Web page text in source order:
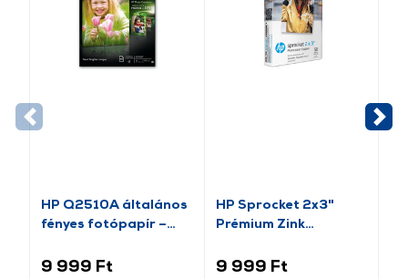
HP Q2510A általános
fényes fotópapír –
9 999 Ft
HP Sprocket 2x3"
Prémium Zink
50 db (HPIZ2X350)
9 999 Ft